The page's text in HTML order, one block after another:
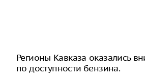
Регионы Кавказа оказались
по доступности бензина.